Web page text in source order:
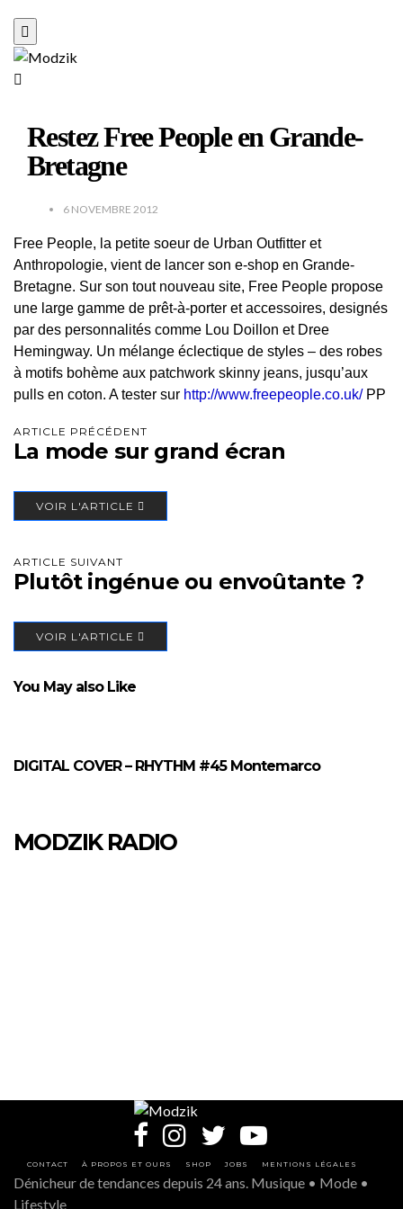
Restez Free People en Grande-
Bretagne
6 NOVEMBRE 2012
Free People, la petite soeur de Urban Outfitter et
Anthropologie, vient de lancer son e-shop en Grande-
Bretagne. Sur son tout nouveau site, Free People propose
une large gamme de prêt-à-porter et accessoires, designés
par des personnalités comme Lou Doillon et Dree
Hemingway. Un mélange éclectique de styles – des robes
à motifs bohème aux patchwork skinny jeans, jusqu’aux
pulls en coton. A tester sur http://www.freepeople.co.uk/PP
ARTICLE PRÉCÉDENT
La mode sur grand écran
VOIR L'ARTICLE
ARTICLE SUIVANT
Plutôt ingénue ou envoûtante ?
VOIR L'ARTICLE
You May also Like
DIGITAL COVER – RHYTHM #45 Montemarco
MODZIK RADIO
CONTACT À PROPOS ET OURS SHOP JOBS MENTIONS LÉGALES
Dénicheur de tendances depuis 24 ans. Musique • Mode •
Lifestyle